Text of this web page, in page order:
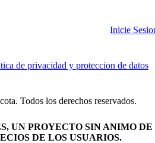
Inicie
de privacidad y proteccion de datos
Todos los derechos reservados.
UN PROYECTO SIN ANIMO
DE LOS USUARIOS.